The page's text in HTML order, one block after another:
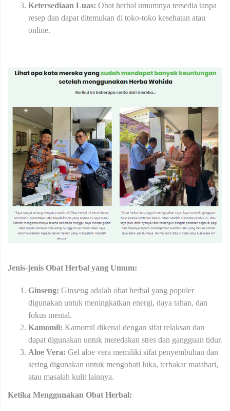
Ketersediaan Luas: Obat herbal umumnya tersedia tanpa
resep dan dapat ditemukan di toko-toko kesehatan atau
online.
Jenis-jenis Obat Herbal yang Umum:
Ginseng: Ginseng adalah obat herbal yang populer
digunakan untuk meningkatkan energi, daya tahan, dan
fokus mental.
Kamomil: Kamomil dikenal dengan sifat relaksan dan
dapat digunakan untuk meredakan stres dan gangguan tidur.
Aloe Vera: Gel aloe vera memiliki sifat penyembuhan dan
sering digunakan untuk mengobati luka, terbakar matahari,
atau masalah kulit lainnya.
Ketika Menggunakan Obat Herbal: